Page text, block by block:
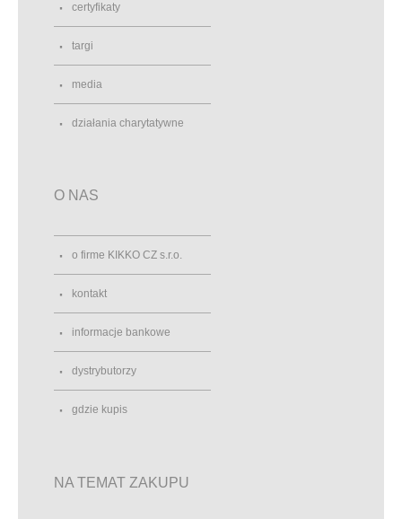
certyfikaty
targi
media
działania charytatywne
O NAS
o firme KIKKO CZ s.r.o.
kontakt
informacje bankowe
dystrybutorzy
gdzie kupis
NA TEMAT ZAKUPU